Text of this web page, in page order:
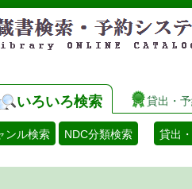
いろいろ検索 貸出・
ンル検索 NDC分類検索 貸出